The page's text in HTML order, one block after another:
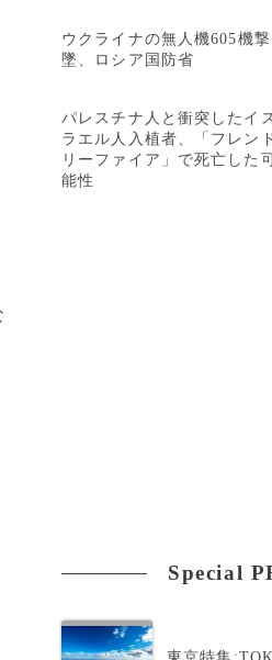
ウクライナの無人機605機撃
墜、ロシア国防省
パレスチナ人と衝突したイ
ラエル人入植者、「フレン
リーファイア」で死亡した
能性
Special
東京特集